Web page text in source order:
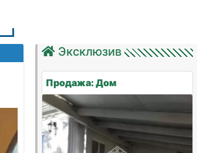
71cee834-
Эксклюзив
Продажа: Дом